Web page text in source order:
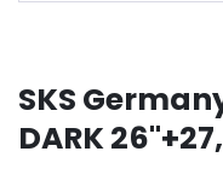
SKS
DARK